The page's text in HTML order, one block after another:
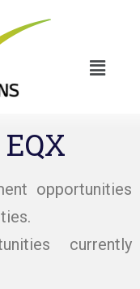
opportunities
currently